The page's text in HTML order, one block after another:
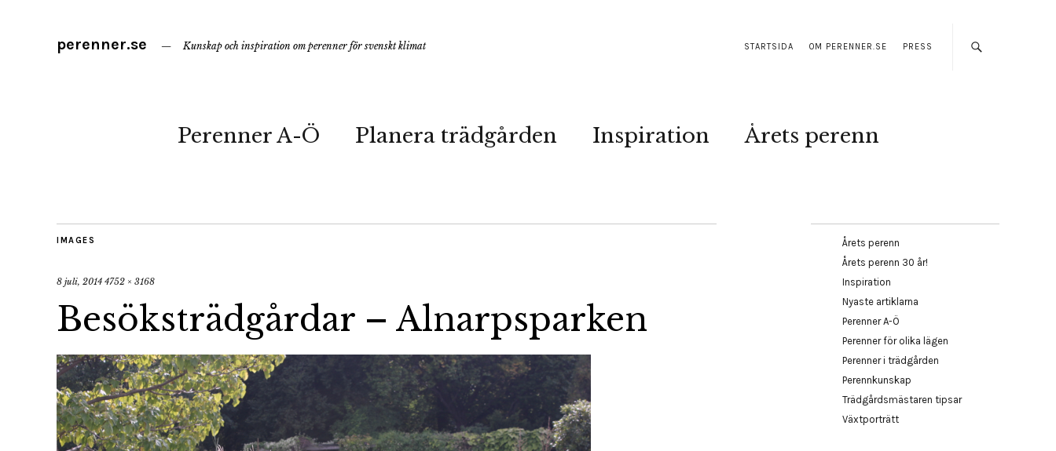
STARTSIDA OM PERENNER.SE PRESS
perenner.se Kunskap och inspiration om perenner för svenskt klimat
Perenner A-Ö Planera trädgården Inspiration Årets perenn
IMAGES
8 juli, 2014 4752 × 3168
Besöksträdgårdar – Alnarpsparken
Årets perenn
Årets perenn 30 år!
Inspiration
Nyaste artiklarna
Perenner A-Ö
Perenner för olika lägen
Perenner i trädgården
Perennkunskap
Trädgårdsmästaren tipsar
Växtporträtt